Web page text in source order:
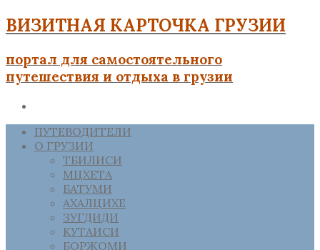
ВИЗИТНАЯ КАРТОЧКА ГРУЗИИ
портал для самостоятельного
путешествия и отдыха в грузии
ПУТЕВОДИТЕЛИ
О ГРУЗИИ
ТБИЛИСИ
МЦХЕТА
БАТУМИ
АХАЛЦИХЕ
ЗУГДИДИ
КУТАИСИ
БОРЖОМИ